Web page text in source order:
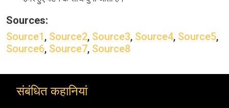
Sources:
Source1, Source2, Source3, Source4, Source5,
Source6, Source7, Source8
संबंधित कहानियां